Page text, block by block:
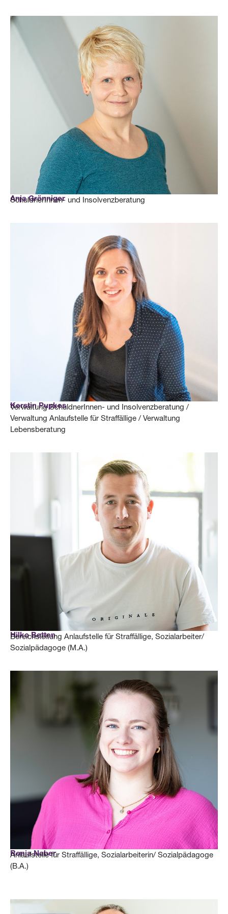
Anja Grönniger
SchuldnerInnen- und Insolvenzberatung
Kerstin Pupkes
Verwaltung SchuldnerInnen- und Insolvenzberatung /
Verwaltung Anlaufstelle für Straffällige / Verwaltung
Lebensberatung
Hilko Betten
Bereichsleitung Anlaufstelle für Straffällige, Sozialarbeiter/
Sozialpädagoge (M.A.)
Ronja Naber
Anlaufstelle für Straffällige, Sozialarbeiterin/ Sozialpädagoge
(B.A.)